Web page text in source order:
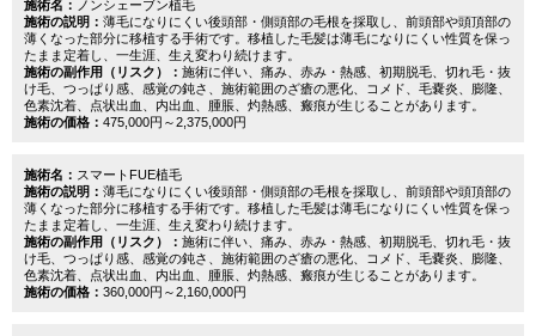
施術名： ノンシェーブン植毛
施術の説明： 薄毛になりにくい後頭部・側頭部の毛根を採取し、前頭部や頭頂部の
薄くなった部分に移植する手術です。移植した毛髪は薄毛になりにくい性質を保っ
たまま定着し、一生涯、生え変わり続けます。
施術の副作用（リスク）： 施術に伴い、痛み、赤み・熱感、初期脱毛、切れ毛・抜
け毛、つっぱり感、感覚の鈍さ、施術範囲のざ瘡の悪化、コメド、毛嚢炎、膨隆、
色素沈着、点状出血、内出血、腫脹、灼熱感、瘢痕が生じることがあります。
施術の価格： 475,000円～2,375,000円
施術名： スマートFUE植毛
施術の説明： 薄毛になりにくい後頭部・側頭部の毛根を採取し、前頭部や頭頂部の
薄くなった部分に移植する手術です。移植した毛髪は薄毛になりにくい性質を保っ
たまま定着し、一生涯、生え変わり続けます。
施術の副作用（リスク）： 施術に伴い、痛み、赤み・熱感、初期脱毛、切れ毛・抜
け毛、つっぱり感、感覚の鈍さ、施術範囲のざ瘡の悪化、コメド、毛嚢炎、膨隆、
色素沈着、点状出血、内出血、腫脹、灼熱感、瘢痕が生じることがあります。
施術の価格： 360,000円～2,160,000円